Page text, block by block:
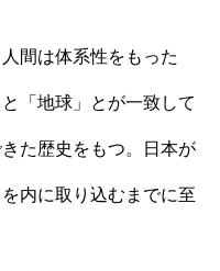
間は体系性をもった
「地球」とが一致して
た歴史をもつ。日本が
内に取り込むまでに至